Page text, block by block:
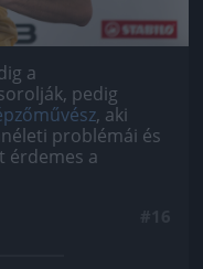
a
pedig
, aki
problémái és
érdemes a